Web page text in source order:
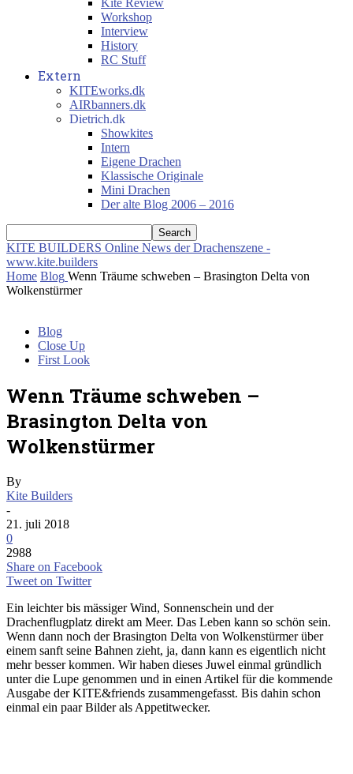
Kite Review
Workshop
Interview
History
RC Stuff
Extern
KITEworks.dk
AIRbanners.dk
Dietrich.dk
Showkites
Intern
Eigene Drachen
Klassische Originale
Mini Drachen
Der alte Blog 2006 – 2016
KITE BUILDERS Online News der Drachenszene -
www.kite.builders
Home Blog Wenn Träume schweben – Brasington Delta von
Wolkenstürmer
Blog
Close Up
First Look
Wenn Träume schweben –
Brasington Delta von
Wolkenstürmer
By
Kite Builders
-
21. juli 2018
0
2988
Share on Facebook
Tweet on Twitter
Ein leichter bis mässiger Wind, Sonnenschein und der
Drachenflugplatz direkt am Meer. Das Leben kann so schön sein.
Wenn dann noch der Brasington Delta von Wolkenstürmer über
einem sanft seine Bahnen zieht, ja, dann kann es eigentlich nicht
mehr besser kommen. Wir haben dieses Juwel einmal gründlich
unter die Lupe genommen und in einen Artikel für die kommende
Ausgabe der KITE&friends zusammengefasst. Bis dahin schon
einmal ein paar Bilder als Appetitwecker.